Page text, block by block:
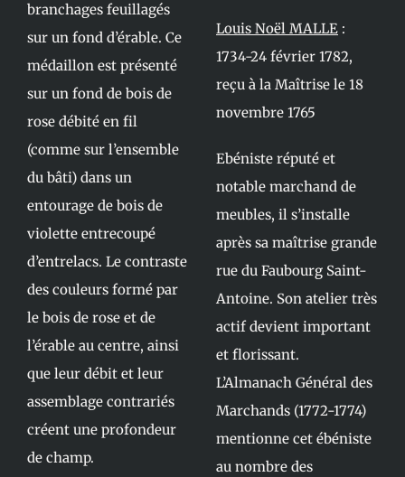
branchages feuillagés
sur un fond d’érable. Ce
médaillon est présenté
sur un fond de bois de
rose débité en fil
(comme sur l’ensemble
du bâti) dans un
entourage de bois de
violette entrecoupé
d’entrelacs. Le contraste
des couleurs formé par
le bois de rose et de
l’érable au centre, ainsi
que leur débit et leur
assemblage contrariés
créent une profondeur
de champ.
Louis Noël MALLE :
1734-24 février 1782,
reçu à la Maîtrise le 18
novembre 1765
Ebéniste réputé et
notable marchand de
meubles, il s’installe
après sa maîtrise grande
rue du Faubourg Saint-
Antoine. Son atelier très
actif devient important
et florissant.
L’Almanach Général des
Marchands (1772-1774)
mentionne cet ébéniste
au nombre des